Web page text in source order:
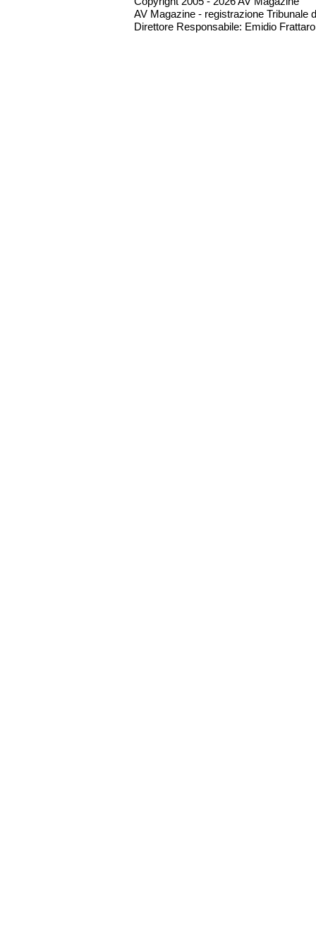
AV Magazine - registrazione Tribunale
Direttore Responsabile: Emidio